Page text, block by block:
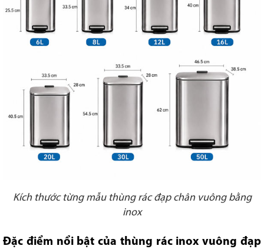
Kích thước từng mẫu thùng rác đạp chân vuông bằng
inox
Đặc điểm nổi bật của thùng rác inox vuông đạp